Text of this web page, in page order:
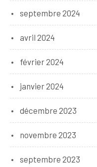
septembre 2024
avril 2024
février 2024
janvier 2024
décembre 2023
novembre 2023
septembre 2023